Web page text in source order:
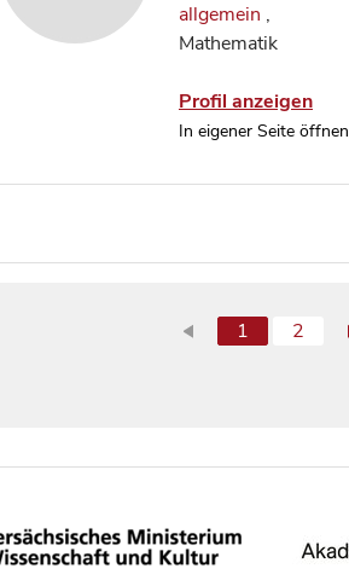
allgemein ,
Mathematik
Profil anzeigen
In eigener Seite öffnen
1 2